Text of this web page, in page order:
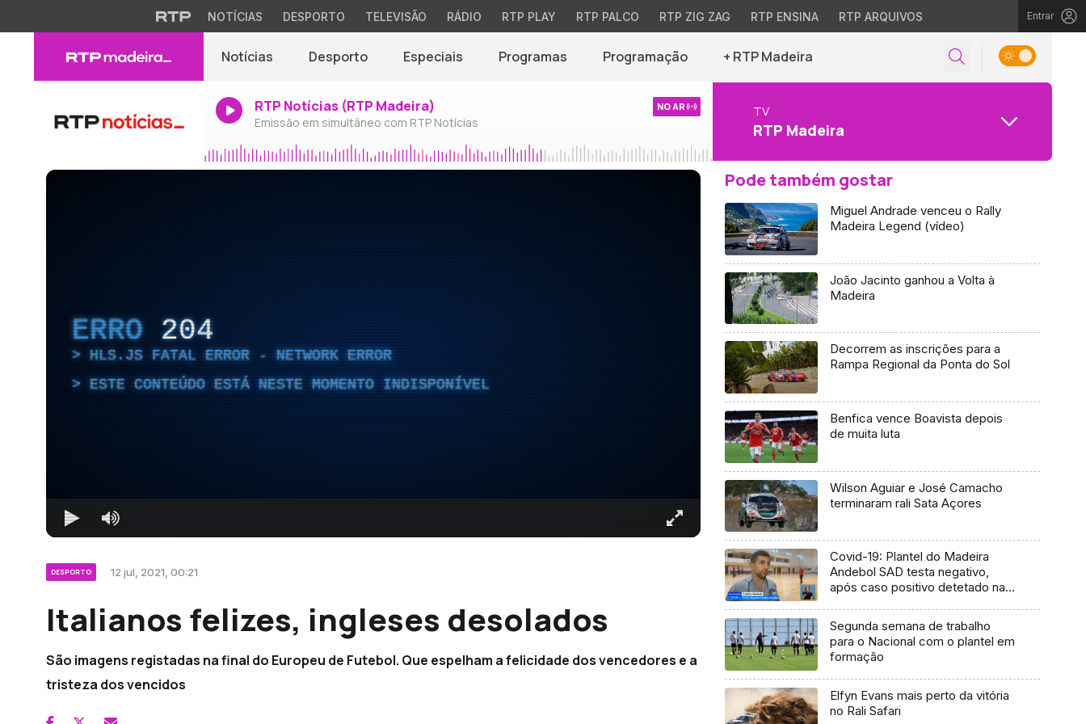
NOTÍCIAS DESPORTO TELEVISÃO RÁDIO RTP PLAY RTP PALCO RTP ZIG ZAG RTP ENSINA RTP ARQUIVOS Entrar
Notícias Desporto Especiais Programas Programação + RTP Madeira
RTP Notícias (RTP Madeira)
Emissão em simultâneo com RTP Notícias
NO AR TV
RTP Madeira
ERRO 204
HLS.JS FATAL ERROR - NETWORK ERROR
ESTE CONTEÚDO ESTÁ NESTE MOMENTO INDISPONÍVEL
DESPORTO 12 jul, 2021, 00:21
Italianos felizes, ingleses desolados
São imagens registadas na final do Europeu de Futebol. Que espelham a felicidade dos vencedores e a
tristeza dos vencidos
Pode também gostar
Miguel Andrade venceu o Rally
Madeira Legend (vídeo)
João Jacinto ganhou a Volta à
Madeira
Decorrem as inscrições para a
Rampa Regional da Ponta do Sol
Benfica vence Boavista depois
de muita luta
Wilson Aguiar e José Camacho
terminaram rali Sata Açores
Covid-19: Plantel do Madeira
Andebol SAD testa negativo,
após caso positivo detetado na
Segunda semana de trabalho
para o Nacional com o plantel em
formação
Elfyn Evans mais perto da vitória
no Rali Safari